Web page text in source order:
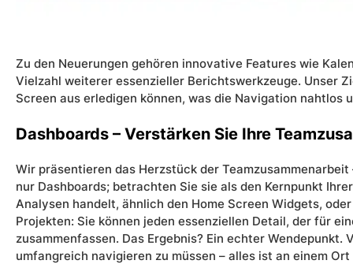
Zu den Neuerungen gehören innovative Features wie
Vielzahl weiterer essenzieller Berichtswerkzeuge. Unser
Screen aus erledigen können, was die Navigation nahtlos
Dashboards – Verstärken Sie Ihre
Wir präsentieren das Herzstück der
nur Dashboards; betrachten Sie sie als den Kernpunkt
Analysen handelt, ähnlich den Home Screen Widgets,
Projekten: Sie können jeden essenziellen Detail, der für
zusammenfassen. Das Ergebnis? Ein echter
umfangreich navigieren zu müssen – alles ist an einem